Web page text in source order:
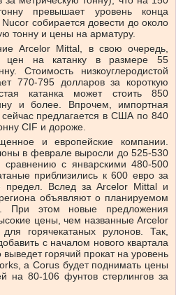
превышает уровень конца
собирается довести до около
тонну и цены на арматуру.
Arcelor Mittal, в свою очередь,
цен на катанку в размере 55
Стоимость низкоуглеродистой
770-795 долларов за короткую
катанка может стоить 850
и более. Впрочем, импортная
сейчас предлагается в США по 840
CIF и дороже.
и европейские компании.
в феврале выросли до 525-530
с январскими 480-500
приблизились к 600 евро за
предел. Вслед за Arcelor Mittal и
объявляют о планируемом
При этом новые предложения
цены, чем названные Arcelor
горячекатаных рулонов. Так,
с началом нового квартала
выведет горячий прокат на уровень
а Corus будет поднимать цены
на 80-106 фунтов стерлингов за